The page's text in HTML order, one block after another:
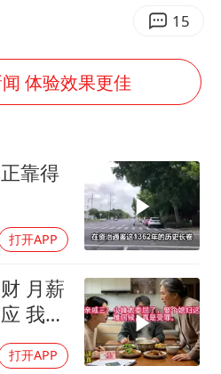
琳否认与27岁模特的恋情
要求领导干部带头休假
开新局 实干挑大梁
15
体验效果更佳
靠得
打开APP
月薪
我拒
打开APP